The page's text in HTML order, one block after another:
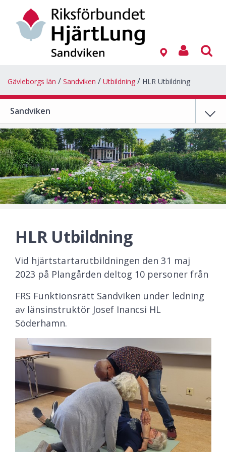
Gävleborgs län Sandviken Utbildning HLR Utbildning
Sandviken
HLR Utbildning
Vid hjärtstartarutbildningen den 31 maj
2023 på Plangården deltog 10 personer från
FRS Funktionsrätt Sandviken under ledning
av länsinstruktör Josef Inancsi HL
Söderhamn.